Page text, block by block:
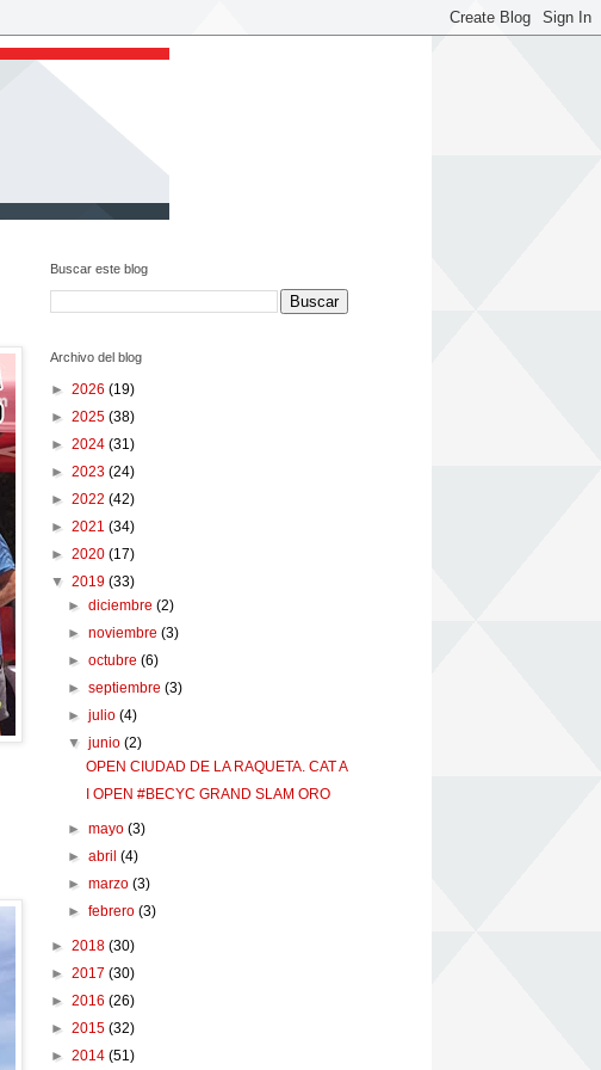
Buscar este blog
Archivo del blog
► 2026 (19)
► 2025 (38)
► 2024 (31)
► 2023 (24)
► 2022 (42)
► 2021 (34)
► 2020 (17)
▼ 2019 (33)
►diciembre(2)
►noviembre(3)
►octubre(6)
►septiembre(3)
►julio(4)
▼junio(2)
OPEN CIUDAD DE LA RAQUETA. CAT A
I OPEN #BECYC GRAND SLAM ORO
►mayo(3)
►abril(4)
►marzo(3)
►febrero(3)
► 2018 (30)
► 2017 (30)
► 2016 (26)
► 2015 (32)
► 2014 (51)